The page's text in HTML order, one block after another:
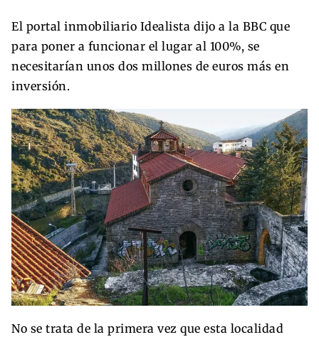
El portal inmobiliario Idealista dijo a la BBC que
para poner a funcionar el lugar al 100%, se
necesitarían unos dos millones de euros más en
inversión.
No se trata de la primera vez que esta localidad